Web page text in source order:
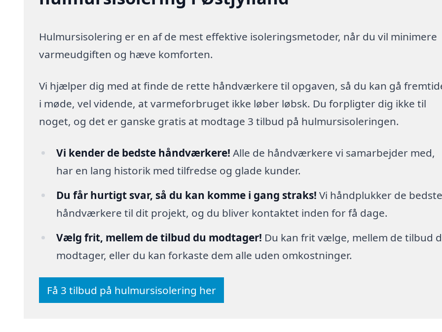
Hulmursisolering er en af de mest effektive isoleringsmetoder, når du vil minimere
varmeudgiften og hæve komforten.
Vi hjælper dig med at finde de rette håndværkere til opgaven, så du kan gå
i møde, vel vidende, at varmeforbruget ikke løber løbsk. Du forpligter dig ikke til
noget, og det er ganske gratis at modtage 3 tilbud på hulmursisoleringen.
Vi kender de bedste håndværkere! Alle de håndværkere vi samarbejder med,
har en lang historik med tilfredse og glade kunder.
Du får hurtigt svar, så du kan komme i gang straks! Vi håndplukker de bedste
håndværkere til dit projekt, og du bliver kontaktet inden for få dage.
Vælg frit, mellem de tilbud du modtager! Du kan frit vælge, mellem de tilbud
modtager, eller du kan forkaste dem alle uden omkostninger.
Få 3 tilbud på hulmursisolering her